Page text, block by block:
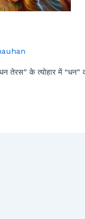
तेरस” के त्योहार में